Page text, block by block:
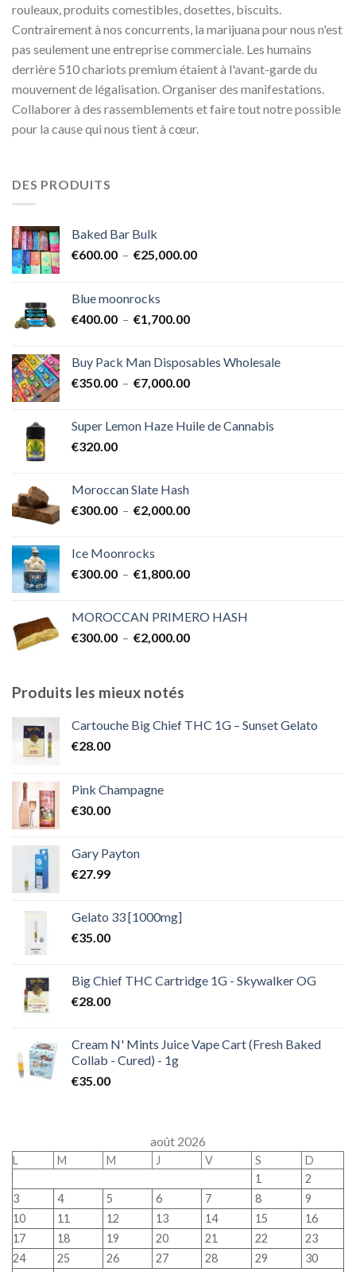
rouleaux, produits comestibles, dosettes, biscuits.
Contrairement à nos concurrents, la marijuana pour nous n'est
pas seulement une entreprise commerciale. Les humains
derrière 510 chariots premium étaient à l'avant-garde du
mouvement de légalisation. Organiser des manifestations.
Collaborer à des rassemblements et faire tout notre possible
pour la cause qui nous tient à cœur.
DES PRODUITS
Baked Bar Bulk
€600.00 – €25,000.00Plage
Blue moonrocks
€400.00 – €1,700.00Plage
€400.00
à
Buy Pack Man Disposables Wholesale
€350.00 – €7,000.00Plage
€350.00
Super Lemon Haze Huile de Cannabis
€320.00
Moroccan Slate Hash
€300.00 – €2,000.00Plage
à
Ice Moonrocks
€300.00 – €1,800.00Plage
€300.00
à
MOROCCAN PRIMERO HASH
€300.00 – €2,000.00Plage
€2,000.00
Produits les mieux notés
Cartouche Big Chief THC 1G – Sunset Gelato
€28.00
Pink Champagne
€30.00
Gary Payton
€27.99
Gelato 33 [1000mg]
€35.00
Big Chief THC Cartridge 1G - Skywalker OG
€28.00
Cream N' Mints Juice Vape Cart (Fresh Baked
Collab - Cured) - 1g
€35.00
août 2026
L M M J V S
D
1
2
3
4 5 6 7 8
9
10
11 12 13 14 15
16
17
18 19 20 21 22
23
24
25 26 27 28 29
30